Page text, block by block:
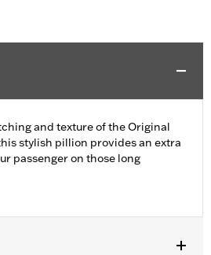
and texture of the Original
stylish pillion provides an extra
passenger on those long